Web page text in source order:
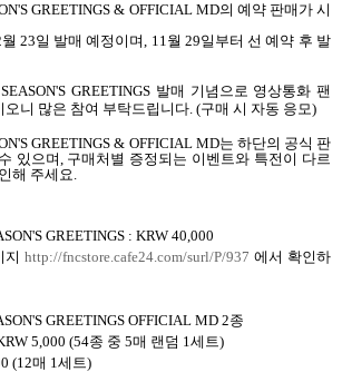
GREETINGS & OFFICIAL MD의 예약 판매가 시
월 23일 발매 예정이며, 11월 29일부터 선 예약 후 발
GREETINGS 발매 기념으로 영상통화 팬
니 많은 참여 부탁드립니다. (구매 시 자동 응모)
GREETINGS& OFFICIAL MD는 하단의 공식 판
있으며, 구매처별 증정되는 이벤트와 특전이 다르
해 주세요.
GREETINGS : KRW 40,000
지http://fncstore.cafe24.com/surl/P/937 에서 확인하
GREETINGS OFFICIAL MD 2종
5,000 (54종 중 5매 랜덤 1세트)
(12매 1세트)